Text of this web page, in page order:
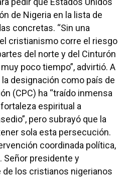
de Nigeria en la lista de
concretas. “Sin una
cristianismo corre el riesgo
del norte y del Cinturón
poco tiempo”, advirtió. A
designación como país de
(CPC) ha “traído inmensa
espiritual a
pero subrayó que la
sola esta persecución.
coordinada política,
Señor presidente y
de los cristianos nigerianos